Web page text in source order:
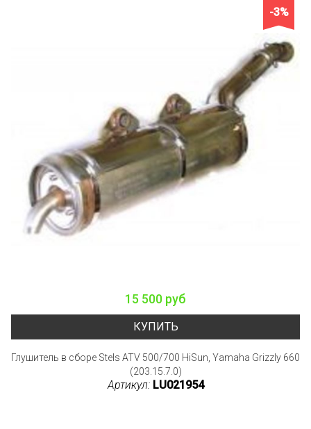
-3%
15 500 руб
КУПИТЬ
Глушитель в сборе Stels ATV 500/700 HiSun, Yamaha Grizzly 660
(203.15.7.0)
Артикул: LU021954